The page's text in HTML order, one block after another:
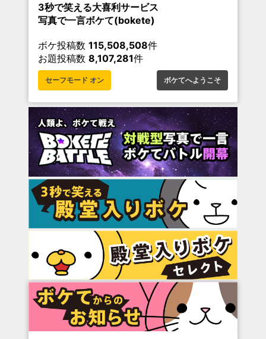
3秒で笑える大喜利サービス
写真で一言ボケて(bokete)
ボケ投稿数 115,508,508件
お題投稿数 8,107,281件
セーフモード オン ボケてへようこそ